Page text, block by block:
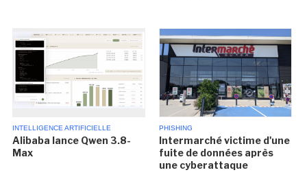
INTELLIGENCE ARTIFICIELLE
Alibaba lance Qwen 3.8-
Max
PHISHING
Intermarché victime d'une
fuite de données après
une cyberattaque